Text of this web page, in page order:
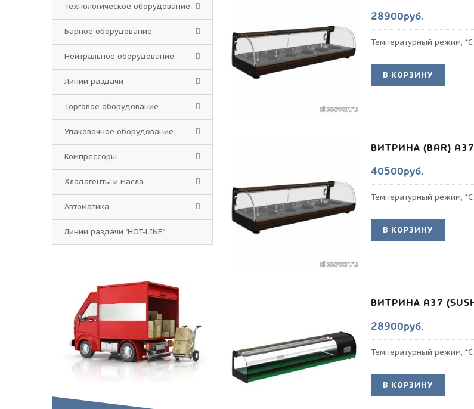
28900руб.
Температурный режим,
В КОРЗИНУ
ВИТРИНА (BAR)
40500руб.
Температурный режим,
В КОРЗИНУ
ВИТРИНА A37
28900руб.
Температурный режим,
В КОРЗИНУ
Технологическое оборудование
Барное оборудование
Нейтральное оборудование
Линии раздачи
Торговое оборудование
Упаковочное оборудование
Компрессоры
Хладагенты и масла
Автоматика
Линии раздачи "HOT-LINE"